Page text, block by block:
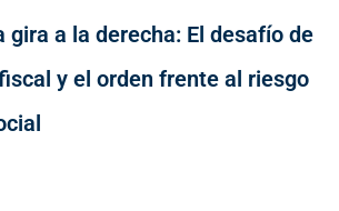
gira a la derecha: El desafío de
y el orden frente al riesgo